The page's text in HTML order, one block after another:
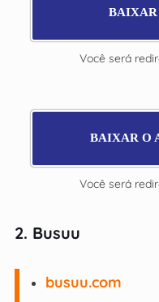
BAIXAR
Você será
BAIXAR O
Você será
2. Busuu
busuu.com